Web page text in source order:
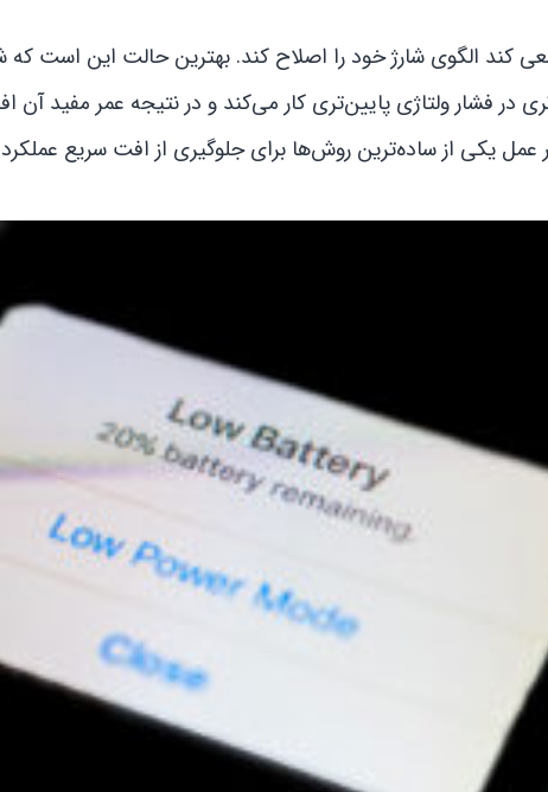
در فشار ولتاژی پایین‌تری کار می‌کند و در نتیجه عمر مفید
عمل یکی از ساده‌ترین روش‌ها برای جلوگیری از افت سریع